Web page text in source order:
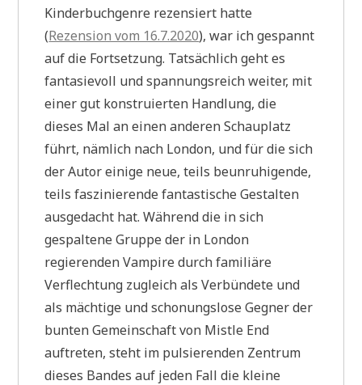
Kinderbuchgenre rezensiert hatte
(Rezension vom 16.7.2020), war ich gespannt
auf die Fortsetzung. Tatsächlich geht es
fantasievoll und spannungsreich weiter, mit
einer gut konstruierten Handlung, die
dieses Mal an einen anderen Schauplatz
führt, nämlich nach London, und für die sich
der Autor einige neue, teils beunruhigende,
teils faszinierende fantastische Gestalten
ausgedacht hat. Während die in sich
gespaltene Gruppe der in London
regierenden Vampire durch familiäre
Verflechtung zugleich als Verbündete und
als mächtige und schonungslose Gegner der
bunten Gemeinschaft von Mistle End
auftreten, steht im pulsierenden Zentrum
dieses Bandes auf jeden Fall die kleine